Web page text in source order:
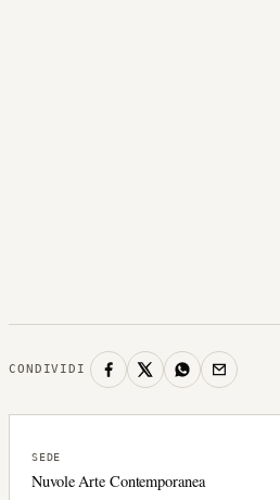
CONDIVIDI
SEDE
Nuvole Arte Contemporanea